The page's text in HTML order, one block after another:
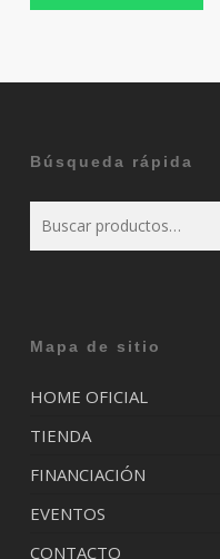
Búsqueda rápida
por:
Mapa de sitio
HOME OFICIAL
TIENDA
FINANCIACIÓN
EVENTOS
CONTACTO